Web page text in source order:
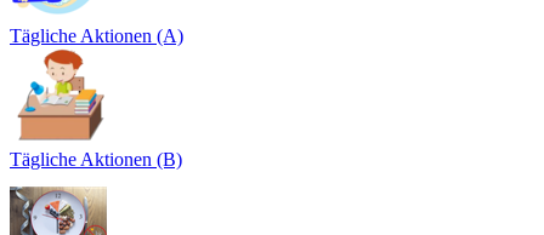
Tägliche Aktionen (A)
Tägliche Aktionen (B)